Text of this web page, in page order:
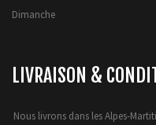
Dimanche
LIVRAISON &
Nous livrons dans les Alpes-